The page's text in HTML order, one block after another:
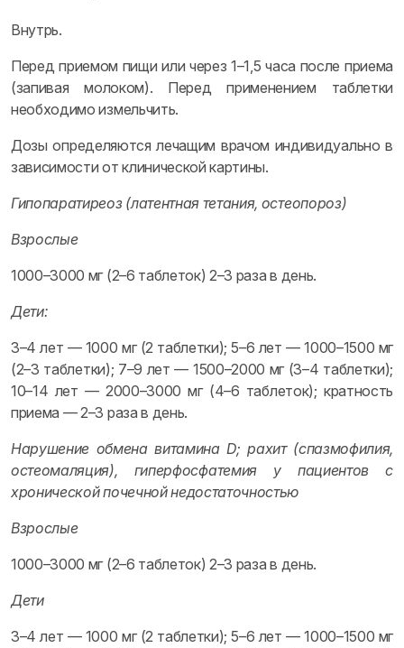
Внутрь.
Перед приемом пищи или через 1–1,5 часа после приема
(запивая молоком). Перед применением таблетки
необходимо измельчить.
Дозы определяются лечащим врачом индивидуально в
зависимости от клинической картины.
Гипопаратиреоз (латентная тетания, остеопороз)
Взрослые
1000–3000 мг (2–6 таблеток) 2–3 раза в день.
Дети:
3–4 лет — 1000 мг (2 таблетки); 5–6 лет — 1000–1500 мг
(2–3 таблетки); 7–9 лет — 1500–2000 мг (3–4 таблетки);
10–14 лет — 2000–3000 мг (4–6 таблеток); кратность
приема — 2–3 раза в день.
Нарушение обмена витамина D; рахит (спазмофилия,
остеомаляция), гиперфосфатемия у пациентов с
хронической почечной недостаточностью
Взрослые
1000–3000 мг (2–6 таблеток) 2–3 раза в день.
Дети
3–4 лет — 1000 мг (2 таблетки); 5–6 лет — 1000–1500 мг